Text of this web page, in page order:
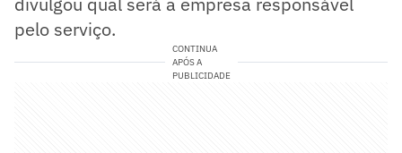
pelo serviço.
CONTINUA
APÓS A
PUBLICIDADE